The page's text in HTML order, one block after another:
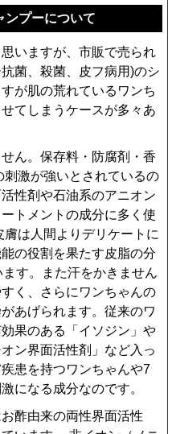
ンプーについて
いますが、市販で売られ
菌、殺菌、皮フ病用)のシ
が肌の荒れているワンち
てしまうケースが多々あ
ん。保存料・防腐剤・香
激が強いとされているの
性剤や石油系のアニオン
トメントの成分に多く使
は人間よりデリケートに
の役割を果たす皮脂の分
す。また汗をかきません
く、さらにワンちゃんの
あげられます。従来のワ
果のある「イソジン」や
ン界面活性剤」など入っ
患を持つワンちゃんや7
になる成分なのです。
酢由来の両性界面活性